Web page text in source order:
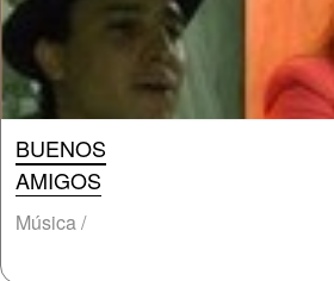
BUENOS
AMIGOS
Música /